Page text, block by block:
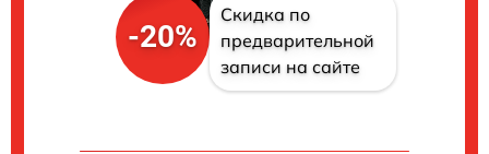
-20%
Скидка по
предварительной
записи на сайте